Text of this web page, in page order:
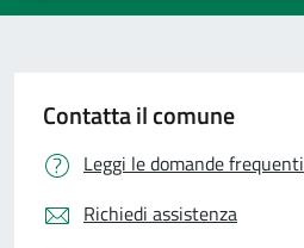
Contatta il comune
Leggi le domande frequenti
Richiedi assistenza